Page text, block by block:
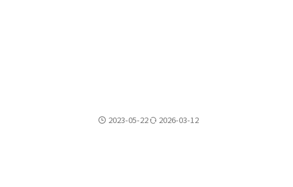
2023-05-22 2026-03-12